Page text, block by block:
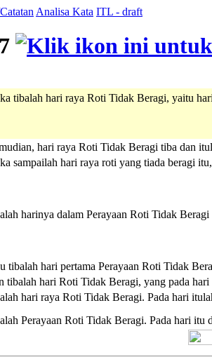
Analisa Kata ITL - draft
tibalah hari raya Roti Tidak Beragi, yaitu
hari raya Roti Tidak Beragi tiba dan
sampailah hari raya roti yang tiada beragi
harinya dalam Perayaan Roti Tidak
tibalah hari pertama Perayaan Roti Tidak
tibalah hari Roti Tidak Beragi, yang pada
hari raya Roti Tidak Beragi. Pada hari
Perayaan Roti Tidak Beragi. Pada hari itu